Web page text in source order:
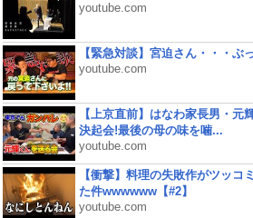
youtube.com
【緊急対談】宮迫さん・・・ぶ
youtube.com
【上京直前】はなわ家長男・元
決起会!最後の母の味を噛...
youtube.com
【衝撃】料理の失敗作がツッコ
た件wwwwww【#2】
youtube.com